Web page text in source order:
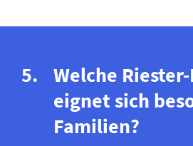
Welche
eignet sich
Familien?